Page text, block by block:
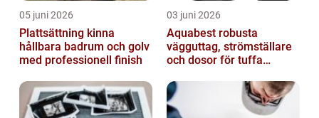
05 juni 2026
Plattsättning kinna
hållbara badrum och golv
med professionell finish
03 juni 2026
Aquabest robusta
vägguttag, strömställare
och dosor för tuffa